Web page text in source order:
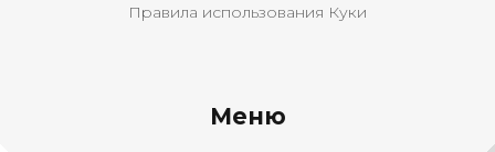
Правила использования Куки
Меню